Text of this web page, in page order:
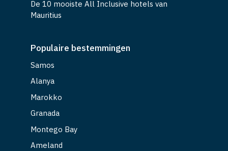
De 10 mooiste All Inclusive hotels van
Mauritius
Populaire bestemmingen
Samos
Alanya
Marokko
Granada
Montego Bay
Ameland